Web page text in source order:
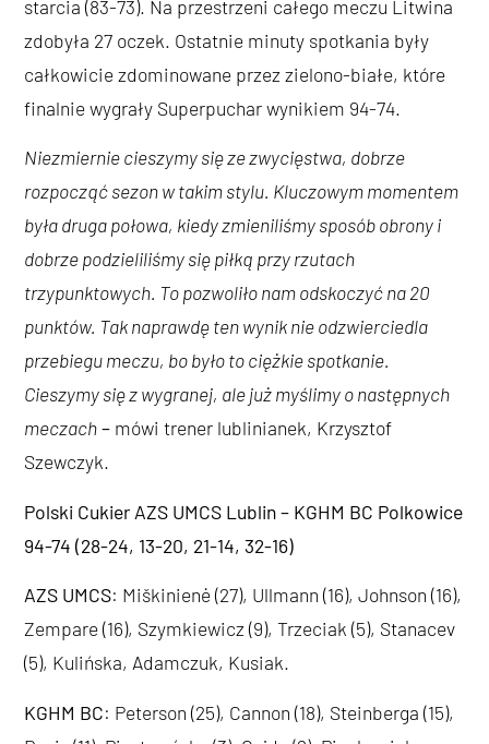
starcia (83-73). Na przestrzeni całego meczu Litwina
zdobyła 27 oczek. Ostatnie minuty spotkania były
całkowicie zdominowane przez zielono-białe, które
finalnie wygrały Superpuchar wynikiem 94-74.
Niezmiernie cieszymy się ze zwycięstwa, dobrze
rozpocząć sezon w takim stylu. Kluczowym momentem
była druga połowa, kiedy zmieniliśmy sposób obrony i
dobrze podzieliliśmy się piłką przy rzutach
trzypunktowych. To pozwoliło nam odskoczyć na 20
punktów. Tak naprawdę ten wynik nie odzwierciedla
przebiegu meczu, bo było to ciężkie spotkanie.
Cieszymy się z wygranej, ale już myślimy o następnych
meczach– mówi trener lublinianek, Krzysztof
Szewczyk.
Polski Cukier AZS UMCS Lublin– KGHM BC Polkowice
94-74 (28-24, 13-20, 21-14, 32-16)
AZS UMCS: Miškinienė (27), Ullmann (16), Johnson (16),
Zempare (16), Szymkiewicz (9), Trzeciak (5), Stanacev
(5), Kulińska, Adamczuk, Kusiak.
KGHM BC: Peterson (25), Cannon (18), Steinberga (15),